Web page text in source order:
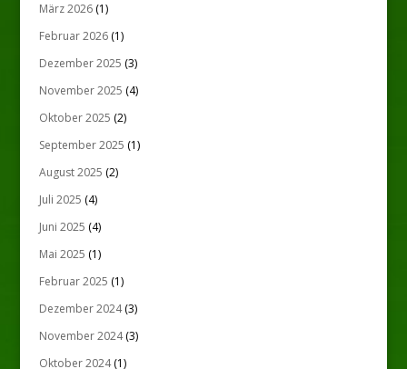
März 2026(1)
Februar 2026(1)
Dezember 2025 (3)
November 2025 (4)
Oktober 2025 (2)
September 2025 (1)
August 2025 (2)
Juli 2025 (4)
Juni 2025 (4)
Mai 2025 (1)
Februar 2025 (1)
Dezember 2024(3)
November 2024(3)
Oktober 2024(1)